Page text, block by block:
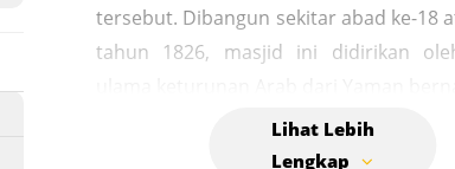
tersebut. Dibangun sekitar abad ke-18
tahun 1826, masjid ini didirikan
Abdurrahman bin Habib Husein Al-
yang dikenal dengan Habib Kuala Bak